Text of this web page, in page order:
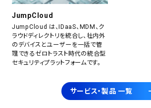
JumpCloud
JumpCloud は、IDaaS、MDM、ク
ラウドディレクトリを統合し、社内外
のデバイスとユーザーを一括で管
理できるゼロトラスト時代の統合型
セキュリティプラットフォームです。
サービス・製品 一覧